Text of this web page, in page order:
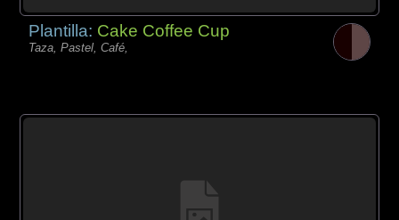
Plantilla: Cake Coffee Cup
Taza, Pastel, Café,